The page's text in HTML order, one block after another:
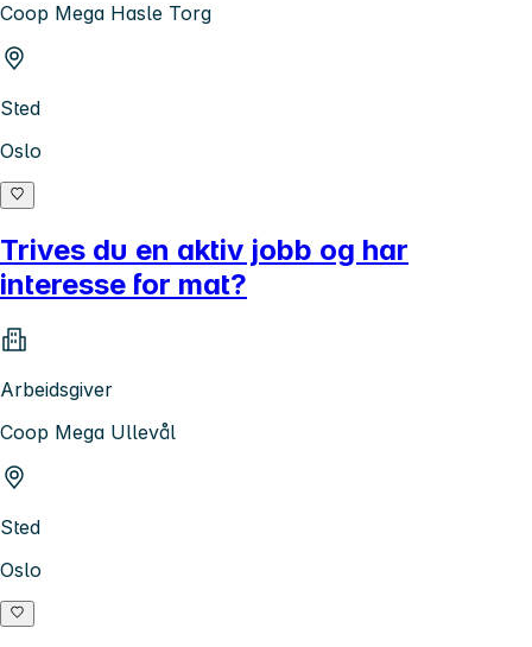
Coop Mega Hasle Torg
Sted
Oslo
Trives du en aktiv jobb og har
interesse for mat?
Arbeidsgiver
Coop Mega Ullevål
Sted
Oslo